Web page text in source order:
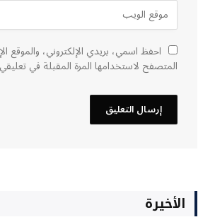
احفظ اسمي، بريدي الإلكتروني، والموقع
المتصفح لاستخدامها المرة المقبلة في
الأخيرة